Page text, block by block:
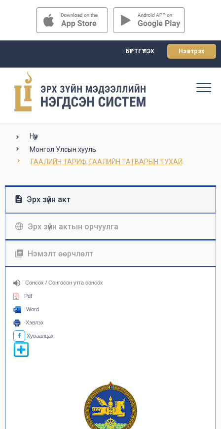
БҮРТГҮҮЛЭХ Нэвтрэх
Нүүр
Монгол Улсын хууль
ГААЛИЙН ТАРИФ, ГААЛИЙН ТАТВАРЫН ТУХАЙ
Эрх зүйн акт
Эрх зүйн актын орчуулга
Нэмэлт өөрчлөлт
Сонсох / Сонгосон утга сонсох
Pdf
Word
Хэвлэх
Хуваалцах